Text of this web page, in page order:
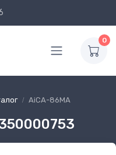
0
AiCA-86MA